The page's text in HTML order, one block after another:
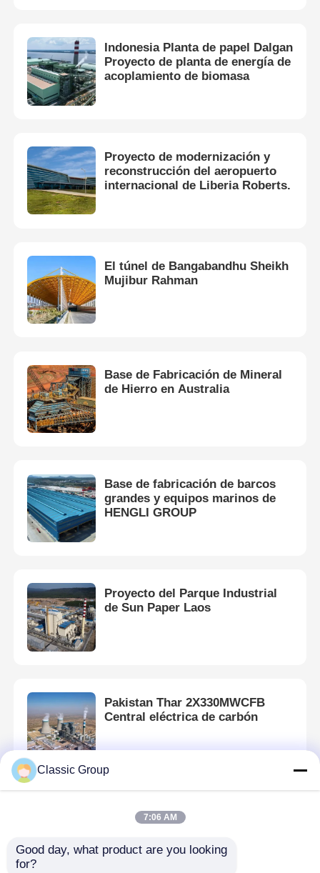
Indonesia Planta de papel Dalgan
Proyecto de planta de energía de
acoplamiento de biomasa
Proyecto de modernización y
reconstrucción del aeropuerto
internacional de Liberia Roberts.
El túnel de Bangabandhu Sheikh
Mujibur Rahman
Base de Fabricación de Mineral
de Hierro en Australia
Base de fabricación de barcos
grandes y equipos marinos de
HENGLI GROUP
Proyecto del Parque Industrial
de Sun Paper Laos
Pakistan Thar 2X330MWCFB
Central eléctrica de carbón
Honduras San Pedro Sula Centro
Comercial Grande
Classic Group
7:06 AM
Good day, what product are you looking
for?